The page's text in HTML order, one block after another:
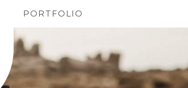
PORTFOLIO